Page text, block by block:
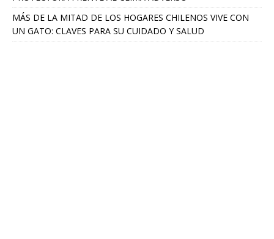
MÁS DE LA MITAD DE LOS HOGARES CHILENOS VIVE CON
UN GATO: CLAVES PARA SU CUIDADO Y SALUD